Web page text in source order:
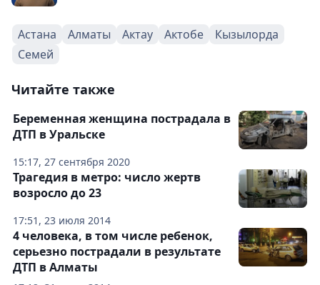
Астана Алматы Актау Актобе
Кызылорда
Семей
Читайте также
15:17, 27 сентября 2020
Беременная женщина пострадала в
ДТП в Уральске
17:51, 23 июля 2014
Трагедия в метро: число жертв
возросло до 23
4 человека, в том числе ребенок,
серьезно пострадали в результате
ДТП в Алматы